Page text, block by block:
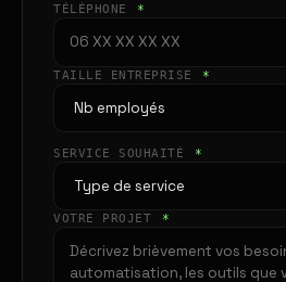
TÉLÉPHONE *
TAILLE ENTREPRISE *
SERVICE SOUHAITÉ *
VOTRE PROJET *